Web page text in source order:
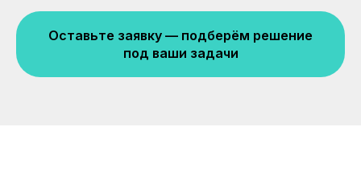
Оставьте заявку — подберём решение
под ваши задачи